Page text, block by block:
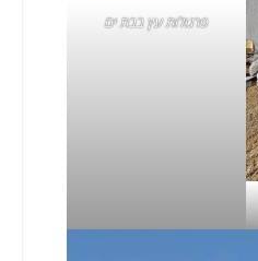
פרגולות עץ בבת ים